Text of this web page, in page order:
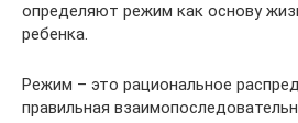
определяют режим как основу
ребенка.
Режим – это рациональное
правильная